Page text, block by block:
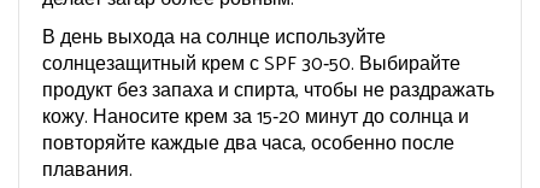
В день выхода на солнце используйте
солнцезащитный крем с SPF 30‑50. Выбирайте
продукт без запаха и спирта, чтобы не раздражать
кожу. Наносите крем за 15‑20 минут до солнца и
повторяйте каждые два часа, особенно после
плавания.